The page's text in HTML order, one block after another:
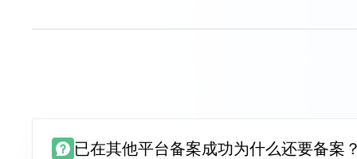
已在其他平台备案成功为什么还要备案